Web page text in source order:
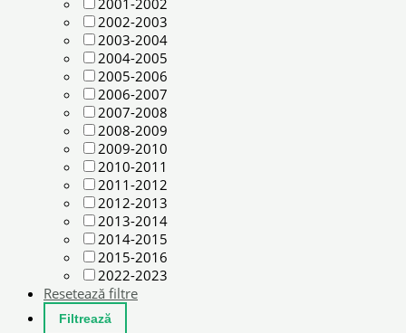
2001-2002
2002-2003
2003-2004
2004-2005
2005-2006
2006-2007
2007-2008
2008-2009
2009-2010
2010-2011
2011-2012
2012-2013
2013-2014
2014-2015
2015-2016
2022-2023
Resetează filtre